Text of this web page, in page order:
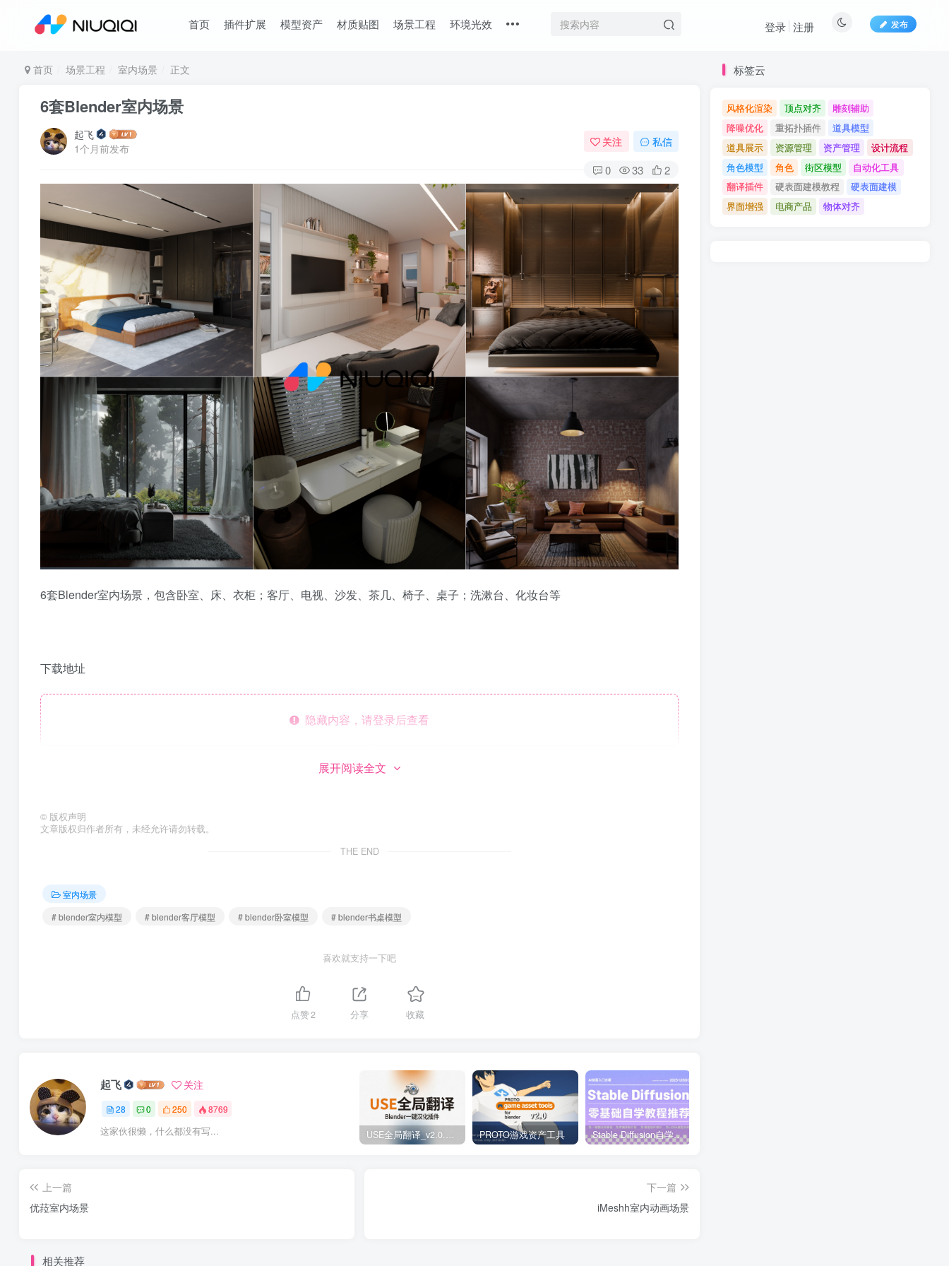
首页 插件扩展 模型资产 材质贴图 场景工程 环境光效 发布
登录 注册
首页 场景工程 室内场景 正文
6套Blender室内场景
起飞
1个月前发布
关注 私信
0 33 2
6套Blender室内场景，包含卧室、床、衣柜；客厅、电视、沙发、茶几、椅子、桌子；洗漱台、化妆台等
下载地址
隐藏内容，请登录后查看
展开阅读全文
© 版权声明
文章版权归作者所有，未经允许请勿转载。
THE END
室内场景
# blender室内模型
# blender客厅模型 # blender卧室模型 # blender书桌模型
喜欢就支持一下吧
点赞2 分享 收藏
起飞 关注
28 0 250 8769
这家伙很懒，什么都没有写... USE全局翻译_v2.0.5-Blender一键汉化插件 PROTO游戏资产工具 Stable Diffusion自学必看！附SD 一键整合安装包
上一篇
优菈室内场景
下一篇
iMeshh室内动画场景
相关推荐
标签云
风格化渲染 顶点对齐
雕刻辅助
降噪优化
重拓扑插件
道具模型
道具展示
资源管理 资产管理
设计流程
角色模型
角色 街区模型
自动化工具
翻译插件
硬表面建模教程
硬表面建模
界面增强
电商产品 物体对齐